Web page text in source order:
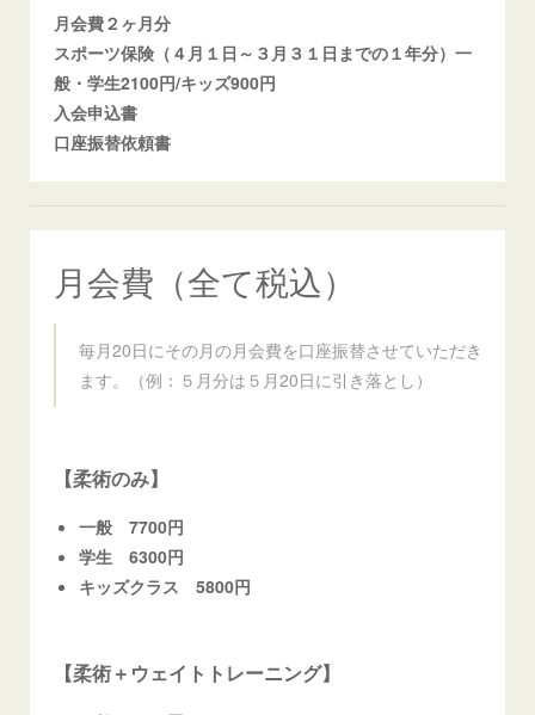
月会費２ヶ月分
スポーツ保険（４月１日～３月３１日までの１年分）一
般・学生2100円/キッズ900円
入会申込書
口座振替依頼書
月会費（全て税込）
毎月20日にその月の月会費を口座振替させていただき
ます。（例：５月分は５月20日に引き落とし）
【柔術のみ】
一般 7700円
学生 6300円
キッズクラス 5800円
【柔術＋ウェイトトレーニング】